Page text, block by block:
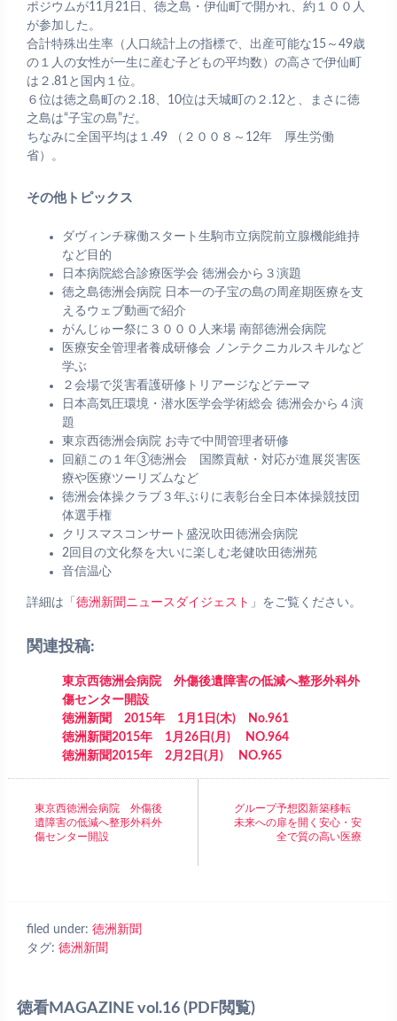
ポジウムが11月21日、徳之島・伊仙町で開かれ、約１００人
が参加した。
合計特殊出生率（人口統計上の指標で、出産可能な15～49歳
の１人の女性が一生に産む子どもの平均数）の高さで伊仙町
は２.81と国内１位。
６位は徳之島町の２.18、10位は天城町の２.12と、まさに徳
之島は“子宝の島”だ。
ちなみに全国平均は１.49 （２００８～12年 厚生労働
省）。
その他トピックス
ダヴィンチ稼働スタート生駒市立病院前立腺機能維持
など目的
日本病院総合診療医学会 徳洲会から３演題
徳之島徳洲会病院 日本一の子宝の島の周産期医療を支
えるウェブ動画で紹介
がんじゅー祭に３０００人来場 南部徳洲会病院
医療安全管理者養成研修会 ノンテクニカルスキルなど
学ぶ
２会場で災害看護研修トリアージなどテーマ
日本高気圧環境・潜水医学会学術総会 徳洲会から４演
題
東京西徳洲会病院 お寺で中間管理者研修
回顧この１年③徳洲会 国際貢献・対応が進展災害医
療や医療ツーリズムなど
徳洲会体操クラブ３年ぶりに表彰台全日本体操競技団
体選手権
クリスマスコンサート盛況吹田徳洲会病院
2回目の文化祭を大いに楽しむ老健吹田徳洲苑
音信温心
詳細は「 徳洲新聞ニュースダイジェスト 」をご覧ください。
関連投稿:
東京西徳洲会病院 外傷後遺障害の低減へ整形外科外
傷センター開設
徳洲新聞 2015年 1月1日(木) No.961
徳洲新聞2015年 1月26日(月) NO.964
徳洲新聞2015年 2月2日(月) NO.965
東京西徳洲会病院 外傷後
遺障害の低減へ整形外科外
傷センター開設
グループ予想図新築移転
未来への扉を開く安心・安
全で質の高い医療
filed under: 徳洲新聞
タグ: 徳洲新聞
徳看MAGAZINE vol.16(PDF閲覧)